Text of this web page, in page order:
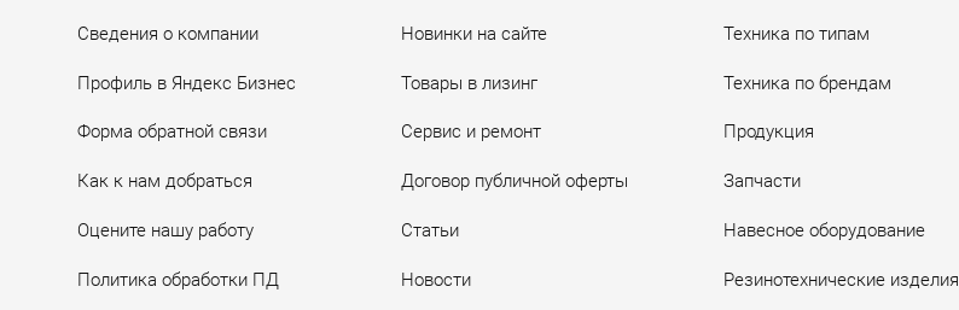
Сведения о компании
Профиль в Яндекс Бизнес
Форма обратной связи
Как к нам добраться
Оцените нашу работу
Политика обработки ПД
Новинки на сайте
Товары в лизинг
Сервис и ремонт
Договор публичной оферты
Статьи
Новости
Техника по типам
Техника по брендам
Продукция
Запчасти
Навесное оборудование
Резинотехнические изделия